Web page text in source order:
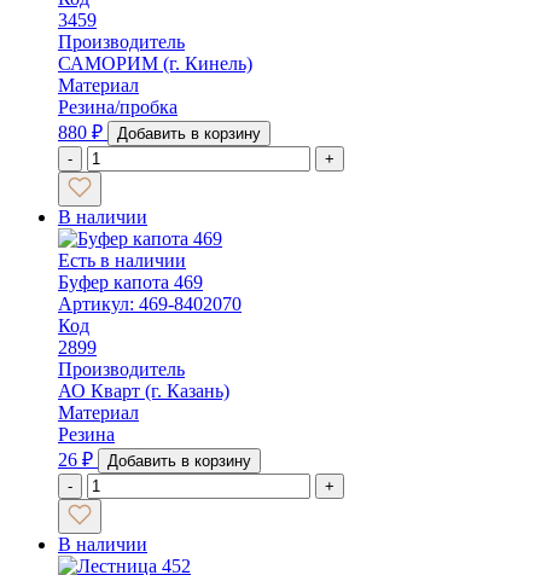
3459
Производитель
САМОРИМ (г. Кинель)
Материал
Резина/пробка
880 ₽
Добавить в корзину
-
+
В наличии
Есть в наличии
Буфер капота 469
Артикул: 469-8402070
Код
2899
Производитель
АО Кварт (г. Казань)
Материал
Резина
26 ₽
Добавить в корзину
-
+
В наличии